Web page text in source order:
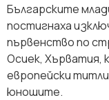
Българските
постигнаха
първенство по
Осиек, Хърватия,
европейски
юношите.